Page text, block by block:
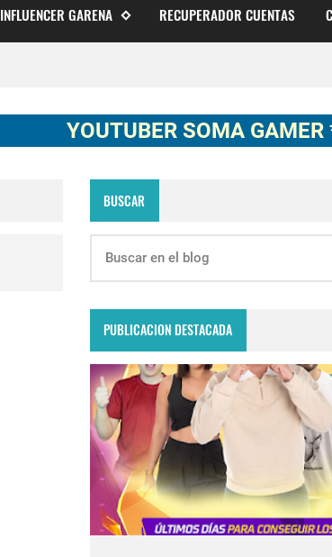
INFLUENCER GARENA RECUPERADOR CUENTAS
YOUTUBER SOMA GAMER **
BUSCAR
PUBLICACION DESTACADA